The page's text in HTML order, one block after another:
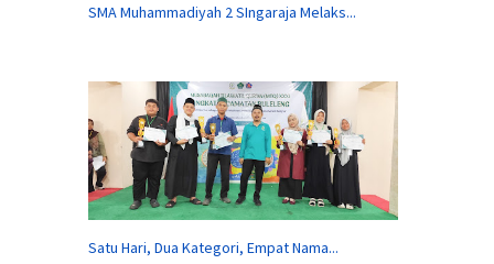
SMA Muhammadiyah 2 SIngaraja Melaks...
Satu Hari, Dua Kategori, Empat Nama...